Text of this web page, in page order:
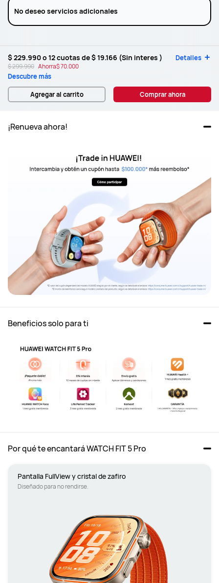
No deseo servicios adicionales
$ 229.990o 12 cuotas de$ 19.166 (Sin interes ) Detalles
$ 299.990 Ahorra$ 70.000
Descubre más
Agregar al carrito Comprar ahora
¡Renueva ahora!
Beneficios solo para ti
Por qué te encantará WATCH FIT 5 Pro